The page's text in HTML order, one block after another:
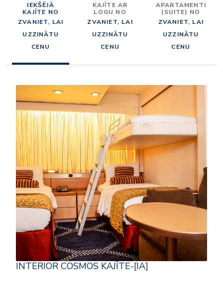
IEKŠĒJĀ
KAJĪTE NO
ZVANIET, LAI
UZZINĀTU
CENU
KAJĪTE AR
LOGU NO
ZVANIET, LAI
UZZINĀTU
CENU
APARTAMENTI
(SUITE) NO
ZVANIET, LAI
UZZINĀTU
CENU
INTERIOR COSMOS KAJĪTE-[IA]